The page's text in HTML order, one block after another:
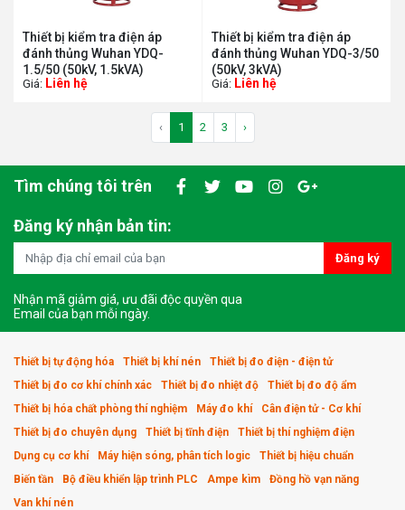
Thiết bị kiểm tra điện áp
đánh thủng Wuhan YDQ-
1.5/50 (50kV, 1.5kVA)
Giá: Liên hệ
Thiết bị kiểm tra điện áp
đánh thủng Wuhan YDQ-3/50
(50kV, 3kVA)
Giá: Liên hệ
‹ 1 2 3 ›
Tìm chúng tôi trên
Đăng ký nhận bản tin:
Đăng ký
Nhận mã giảm giá, ưu đãi độc quyền qua
Email của bạn mỗi ngày.
Thiết bị tự động hóa Thiết bị khí nén
Thiết bị đo điện - điện tử
Thiết bị đo cơ khí chính xác
Thiết bị đo nhiệt độ
Thiết bị đo độ ẩm
Thiết bị hóa chất phòng thí nghiệm
Máy đo khí
Cân điện tử - Cơ khí
Thiết bị đo chuyên dụng
Thiết bị tĩnh điện
Thiết bị thí nghiệm điện
Dụng cụ cơ khí
Máy hiện sóng, phân tích logic
Thiết bị hiệu chuẩn
Biến tần
Bộ điều khiển lập trình PLC Ampe kìm
Đồng hồ vạn năng
Van khí nén